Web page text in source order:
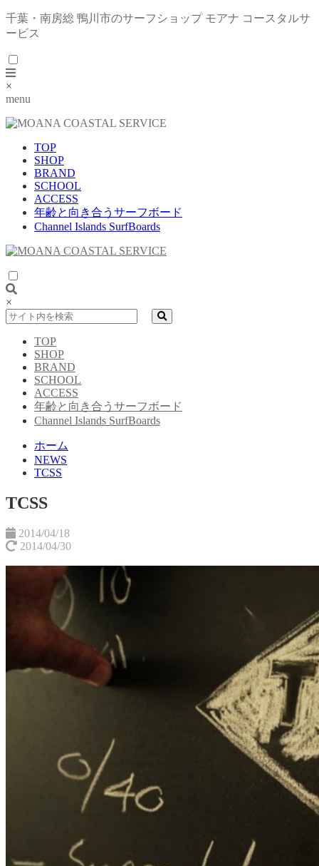
千葉・南房総 鴨川市のサーフショップ モアナ コースタルサ
ービス
×
menu
TOP
SHOP
BRAND
SCHOOL
ACCESS
年齢と向き合うサーフボード
Channel Islands SurfBoards
×
TOP
SHOP
BRAND
SCHOOL
ACCESS
年齢と向き合うサーフボード
Channel Islands SurfBoards
ホーム
NEWS
TCSS
TCSS
2014/04/18
2014/04/30